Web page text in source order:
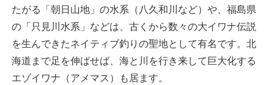
たがる「朝日山地」の水系（八久和川など）や、福島県
の「只見川水系」などは、古くから数々の大イワナ伝説
を生んできたネイティブ釣りの聖地として有名です。北
海道まで足を伸ばせば、海と川を行き来して巨大化する
エゾイワナ（アメマス）も居ます。